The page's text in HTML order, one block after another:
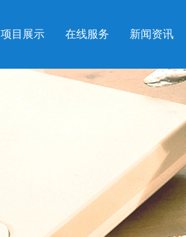
项目展示 在线服务 新闻资讯